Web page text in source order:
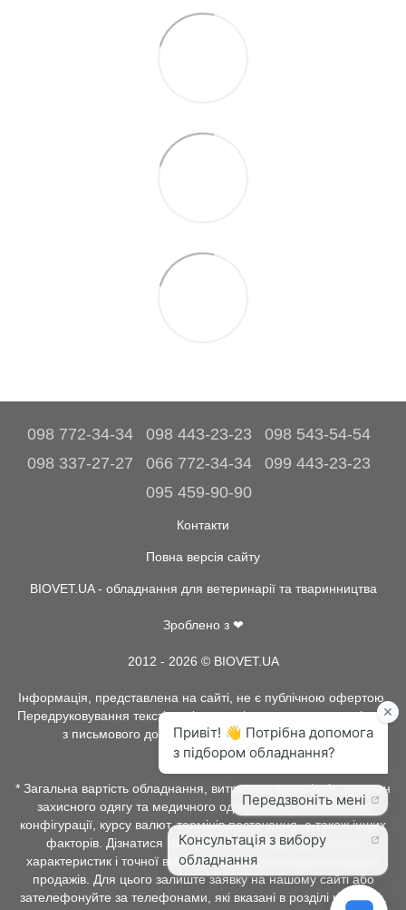
098 772-34-34 098 443-23-23
098 543-54-54
098 337-27-27
066 772-34-34
099 443-23-23
095 459-90-90
Контакти
Повна версія сайту
BIOVET.UA - обладнання для ветеринарії та тваринництва
Зроблено з ❤
2012 - 2026 © BIOVET.UA
Інформація, представлена на сайті, не є публічною офертою.
Передруковування текстів та інше копіювання, можливо тільки
з письмового дозволу адміністрації BIOVET.UA.
* Загальна вартість обладнання, витратних матеріалів, рентген
захисного одягу та медичного одягу, може залежати від
конфігурації, курсу валют, термінів постачання, а також інших
факторів. Дізнатися про наявність товару, детальних
характеристик і точної вартості можна у менеджерів відділу
продажів. Для цього залиште заявку на нашому сайті або
зателефонуйте за телефонами, які вказані в розділі контакти.